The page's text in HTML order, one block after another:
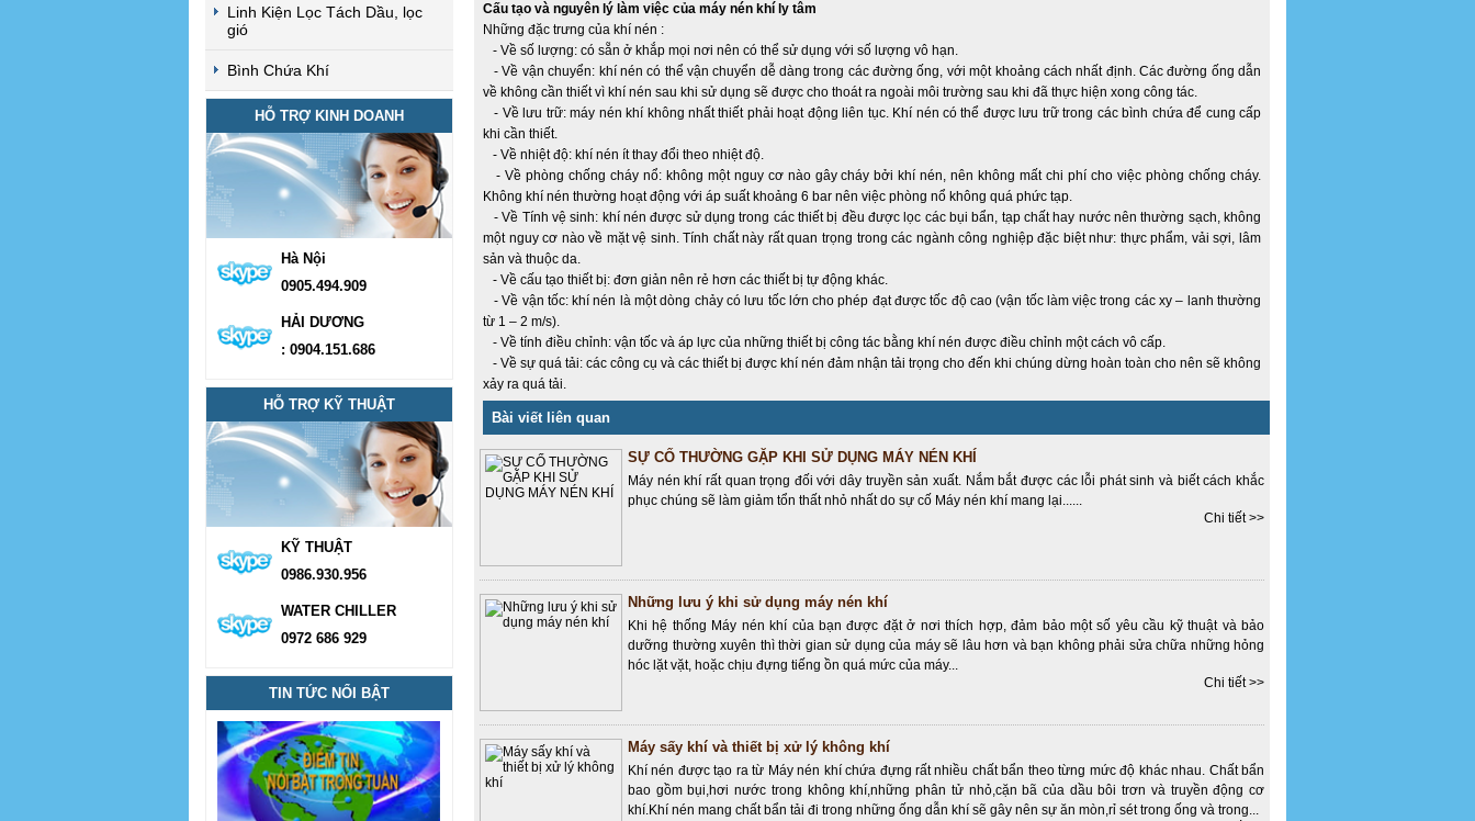
Linh Kiện Lọc Tách Dầu, lọc
gió
Bình Chứa Khí
HỖ TRỢ KINH DOANH
Hà Nội
0905.494.909
HẢI DƯƠNG
: 0904.151.686
HỖ TRỢ KỸ THUẬT
KỸ THUẬT
0986.930.956
WATER CHILLER
0972 686 929
TIN TỨC NỔI BẬT
Cấu tạo và nguyên lý làm việc của máy nén khí ly tâm
Những đặc trưng của khí nén :
- Về số lượng: có sẵn ở khắp mọi nơi nên có thể sử dụng với số lượng vô hạn.
- Về vận chuyển: khí nén có thể vận chuyển dễ dàng trong các đường ống, với một khoảng cách nhất định. Các đường ống dẫn
về không cần thiết vì khí nén sau khi sử dụng sẽ được cho thoát ra ngoài môi trường sau khi đã thực hiện xong công tác.
- Về lưu trữ: máy nén khí không nhất thiết phải hoạt động liên tục. Khí nén có thể được lưu trữ trong các bình chứa để cung cấp
khi cần thiết.
- Về nhiệt độ: khí nén ít thay đổi theo nhiệt độ.
- Về phòng chống cháy nổ: không một nguy cơ nào gây cháy bởi khí nén, nên không mất chi phí cho việc phòng chống cháy.
Không khí nén thường hoạt động với áp suất khoảng 6 bar nên việc phòng nổ không quá phức tạp.
- Về Tính vệ sinh: khí nén được sử dụng trong các thiết bị đều được lọc các bụi bẩn, tạp chất hay nước nên thường sạch, không
một nguy cơ nào về mặt vệ sinh. Tính chất này rất quan trọng trong các ngành công nghiệp đặc biệt như: thực phẩm, vải sợi, lâm
sản và thuộc da.
- Về cấu tạo thiết bị: đơn giản nên rẻ hơn các thiết bị tự động khác.
- Về vận tốc: khí nén là một dòng chảy có lưu tốc lớn cho phép đạt được tốc độ cao (vận tốc làm việc trong các xy – lanh thường
từ 1 – 2 m/s).
- Về tính điều chỉnh: vận tốc và áp lực của những thiết bị công tác bằng khí nén được điều chỉnh một cách vô cấp.
- Về sự quá tải: các công cụ và các thiết bị được khí nén đảm nhận tải trọng cho đến khi chúng dừng hoàn toàn cho nên sẽ không
xảy ra quá tải.
Bài viết liên quan
SỰ CỐ THƯỜNG GẶP KHI SỬ DỤNG MÁY NÉN KHÍ
Máy nén khí rất quan trọng đối với dây truyền sản xuất. Nắm bắt được các lỗi phát sinh và biết cách khắc
phục chúng sẽ làm giảm tổn thất nhỏ nhất do sự cố Máy nén khí mang lại......
Chi tiết >>
Những lưu ý khi sử dụng máy nén khí
Khi hệ thống Máy nén khí của bạn được đặt ở nơi thích hợp, đảm bảo một số yêu cầu kỹ thuật và bảo
dưỡng thường xuyên thì thời gian sử dụng của máy sẽ lâu hơn và bạn không phải sửa chữa những hỏng
hóc lặt vặt, hoặc chịu đựng tiếng ồn quá mức của máy...
Chi tiết >>
Máy sấy khí và thiết bị xử lý không khí
Khí nén được tạo ra từ Máy nén khí chứa đựng rất nhiều chất bẩn theo từng mức độ khác nhau. Chất bẩn
bao gồm bụi,hơi nước trong không khí,những phân tử nhỏ,cặn bã của dầu bôi trơn và truyền động cơ
khí.Khí nén mang chất bẩn tải đi trong những ống dẫn khí sẽ gây nên sự ăn mòn,rỉ sét trong ống và trong...